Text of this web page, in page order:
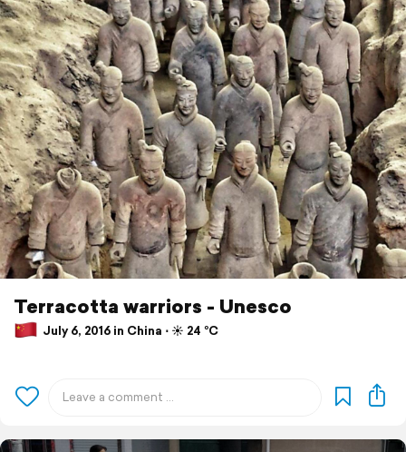
Terracotta warriors - Unesco
July 6, 2016 in China ⋅ ☀️ 24 °C